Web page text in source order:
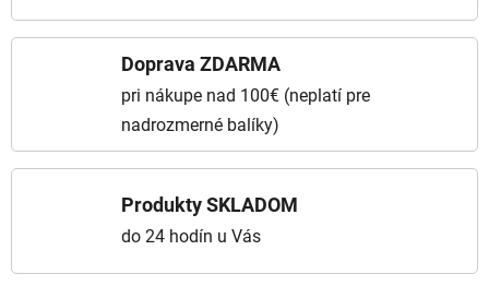
Doprava ZDARMA
pri nákupe nad 100€ (neplatí pre
nadrozmerné balíky)
Produkty SKLADOM
do 24 hodín u Vás